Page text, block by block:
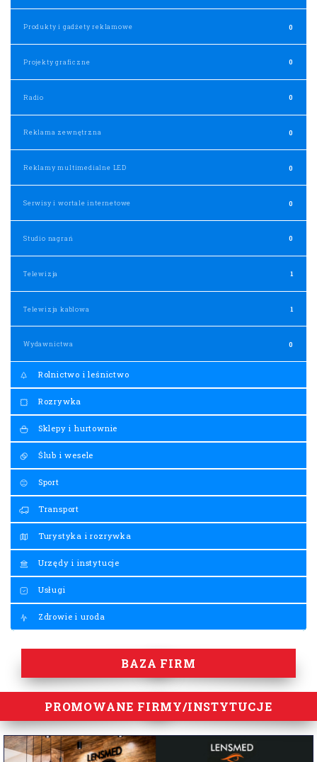
Produkty i gadżety reklamowe 0
Projekty graficzne 0
Radio 0
Reklama zewnętrzna 0
Reklamy multimedialne LED 0
Serwisy i wortale internetowe 0
Studio nagrań 0
Telewizja 1
Telewizja kablowa 1
Wydawnictwa 0
Rolnictwo i leśnictwo
Rozrywka
Sklepy i hurtownie
Ślub i wesele
Sport
Transport
Turystyka i rozrywka
Urzędy i instytucje
Usługi
Zdrowie i uroda
BAZA FIRM
PROMOWANE FIRMY/INSTYTUCJE